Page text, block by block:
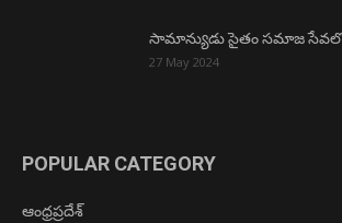
సామాన్యుడు సైతం సమాజ
27 May 2024
POPULAR CATEGORY
ఆంధ్రప్రదేశ్